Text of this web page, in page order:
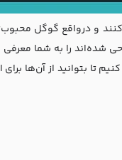
و درواقع گوگل
شده‌اند را به شما
تا بتوانید از آن‌ها